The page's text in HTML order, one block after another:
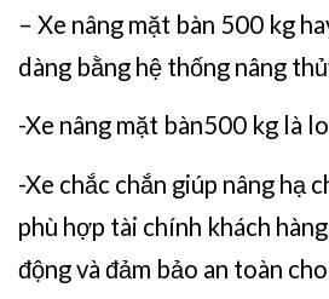
– Xe nâng mặt bàn 500 kg
dàng bằng hệ thống nâng
-Xe nâng mặt bàn500 kg là
-Xe chắc chắn giúp nâng hạ
phù hợp tài chính khách
động và đảm bảo an toàn